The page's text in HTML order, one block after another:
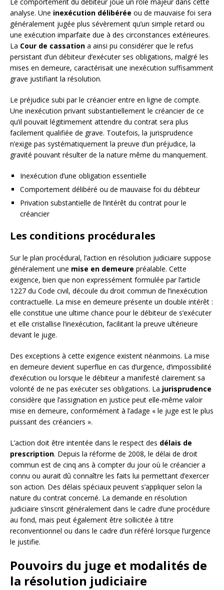
analyse. Une inexécution délibérée ou de mauvaise foi sera
généralement jugée plus sévèrement qu’un simple retard ou
une exécution imparfaite due à des circonstances extérieures.
La Cour de cassation a ainsi pu considérer que le refus
persistant d’un débiteur d’exécuter ses obligations, malgré les
mises en demeure, caractérisait une inexécution suffisamment
grave justifiant la résolution.
Le préjudice subi par le créancier entre en ligne de compte.
Une inexécution privant substantiellement le créancier de ce
qu’il pouvait légitimement attendre du contrat sera plus
facilement qualifiée de grave. Toutefois, la jurisprudence
n’exige pas systématiquement la preuve d’un préjudice, la
gravité pouvant résulter de la nature même du manquement.
Inexécution d’une obligation essentielle
Comportement délibéré ou de mauvaise foi du débiteur
Privation substantielle de l’intérêt du contrat pour le
créancier
Les conditions procédurales
Sur le plan procédural, l’action en résolution judiciaire suppose
généralement une mise en demeure préalable. Cette
exigence, bien que non expressément formulée par l’article
1227 du Code civil, découle du droit commun de l’inexécution
contractuelle. La mise en demeure présente un double intérêt :
elle constitue une ultime chance pour le débiteur de s’exécuter
et elle cristallise l’inexécution, facilitant la preuve ultérieure
devant le juge.
Des exceptions à cette exigence existent néanmoins. La mise
en demeure devient superflue en cas d’urgence, d’impossibilité
d’exécution ou lorsque le débiteur a manifesté clairement sa
volonté de ne pas exécuter ses obligations. La jurisprudence
considère que l’assignation en justice peut elle-même valoir
mise en demeure, conformément à l’adage « le juge est le plus
puissant des créanciers ».
L’action doit être intentée dans le respect des délais de
prescription. Depuis la réforme de 2008, le délai de droit
commun est de cinq ans à compter du jour où le créancier a
connu ou aurait dû connaître les faits lui permettant d’exercer
son action. Des délais spéciaux peuvent s’appliquer selon la
nature du contrat concerné. La demande en résolution
judiciaire s’inscrit généralement dans le cadre d’une procédure
au fond, mais peut également être sollicitée à titre
reconventionnel ou dans le cadre d’un référé lorsque l’urgence
le justifie.
Pouvoirs du juge et modalités de
la résolution judiciaire